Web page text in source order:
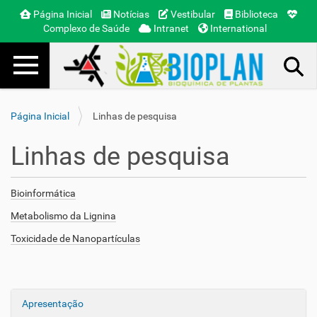
Página Inicial Notícias Vestibular
Biblioteca
Complexo de Saúde
Intranet International
Toggle navigation
Página Inicial
Linhas de pesquisa
N
Apresentação
Linhas de pesquisa
Bioinformática
Metabolismo da Lignina
Toxicidade de Nanopartículas